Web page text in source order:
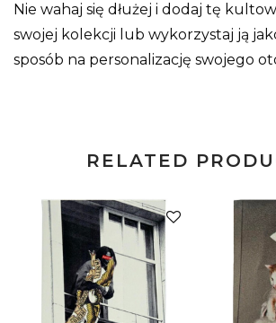
Nie wahaj się dłużej i dodaj tę
swojej kolekcji lub wykorzystaj ją
sposób na personalizację swojego
RELATED